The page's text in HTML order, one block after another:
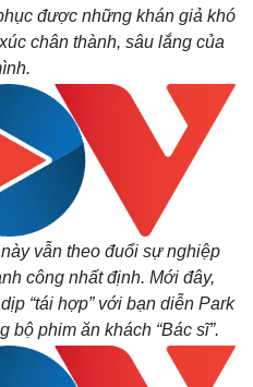
được những khán giả khó
chân thành, sâu lắng của
vẫn theo đuổi sự nghiệp
công nhất định. Mới đây,
“tái hợp” với bạn diễn Park
bộ phim ăn khách “Bác sĩ”.